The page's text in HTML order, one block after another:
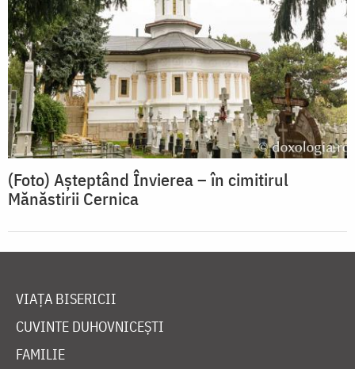
(Foto) Așteptând Învierea – în cimitirul
Mănăstirii Cernica
VIAȚA BISERICII
CUVINTE DUHOVNICEȘTI
FAMILIE